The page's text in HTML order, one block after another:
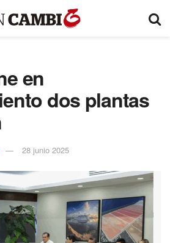
en
dos plantas
28 junio 2025